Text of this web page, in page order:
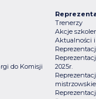
do Komisji
Trenerzy
Akcje
Aktualności
2025r.
mistrzowskie